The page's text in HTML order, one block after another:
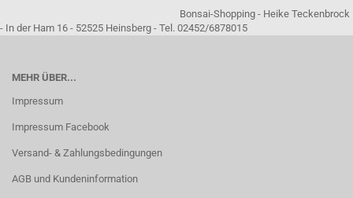
Bonsai-Shopping - Heike Teckenbrock
- In der Ham 16 - 52525 Heinsberg - Tel. 02452/6878015
MEHR ÜBER...
Impressum
Impressum Facebook
Versand- & Zahlungsbedingungen
AGB und Kundeninformation